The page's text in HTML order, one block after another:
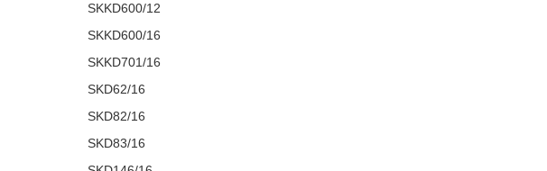
SKKD600/12
SKKD600/16
SKKD701/16
SKD62/16
SKD82/16
SKD83/16